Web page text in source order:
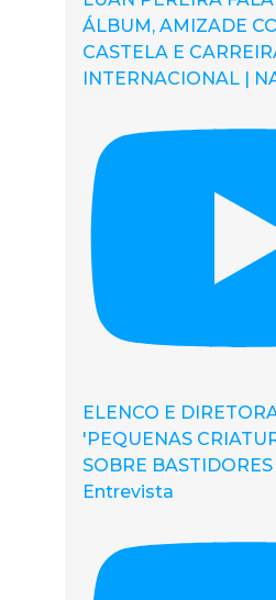
ÁLBUM, AMIZADE
CASTELA E
INTERNACIONAL |
ELENCO E
'PEQUENAS
SOBRE
Entrevista